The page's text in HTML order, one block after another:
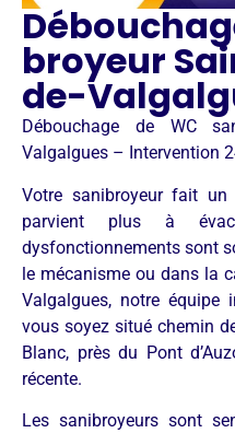
broyeur
de-
Débouchage de WC
Valgalgues – Intervention
Votre sanibroyeur fait
parvient plus à
dysfonctionnements sont
le mécanisme ou dans la
Valgalgues, notre
vous soyez situé chemin
Blanc, près du Pont
récente.
Les sanibroyeurs sont